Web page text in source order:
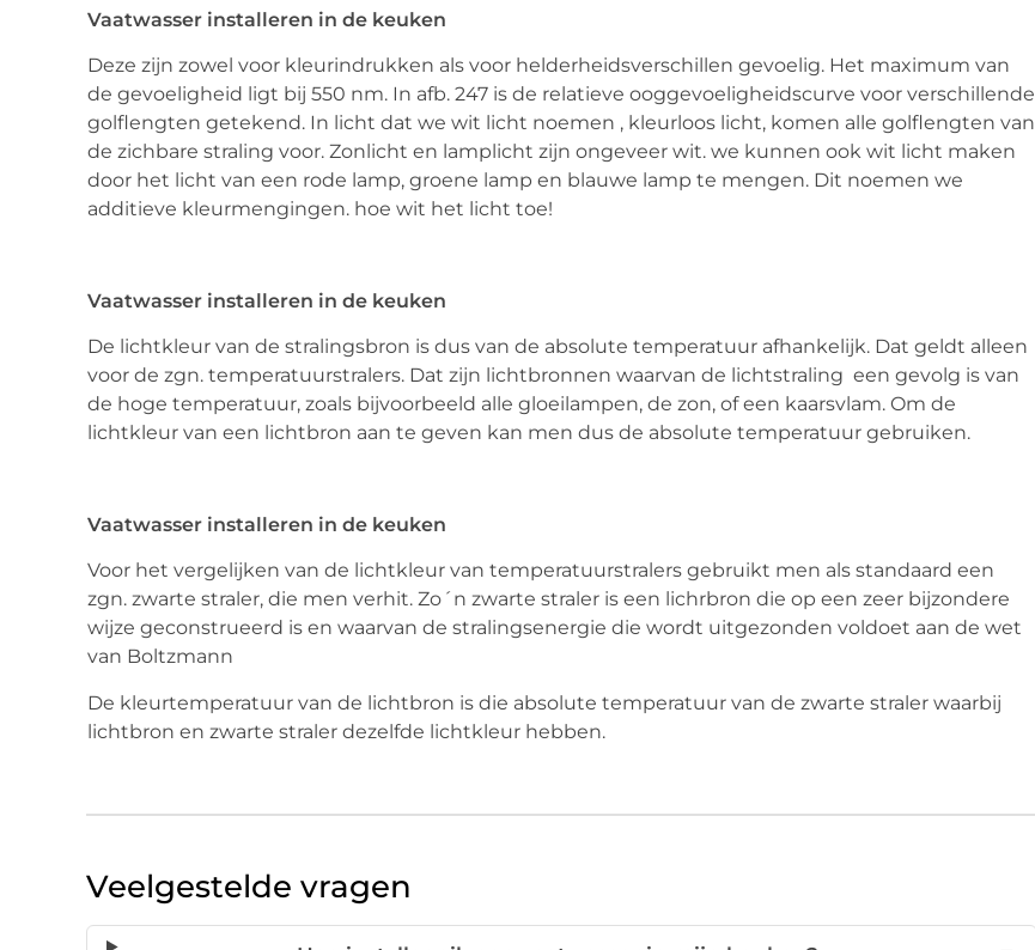
Vaatwasser installeren in de keuken
Deze zijn zowel voor kleurindrukken als voor helderheidsverschillen gevoelig. Het maximum van
de gevoeligheid ligt bij 550 nm. In afb. 247 is de relatieve ooggevoeligheidscurve voor verschillende
golflengten getekend. In licht dat we wit licht noemen , kleurloos licht, komen alle golflengten van
de zichbare straling voor. Zonlicht en lamplicht zijn ongeveer wit. we kunnen ook wit licht maken
door het licht van een rode lamp, groene lamp en blauwe lamp te mengen. Dit noemen we
additieve kleurmengingen. hoe wit het licht toe!
Vaatwasser installeren in de keuken
De lichtkleur van de stralingsbron is dus van de absolute temperatuur afhankelijk. Dat geldt alleen
voor de zgn. temperatuurstralers. Dat zijn lichtbronnen waarvan de lichtstraling een gevolg is van
de hoge temperatuur, zoals bijvoorbeeld alle gloeilampen, de zon, of een kaarsvlam. Om de
lichtkleur van een lichtbron aan te geven kan men dus de absolute temperatuur gebruiken.
Vaatwasser installeren in de keuken
Voor het vergelijken van de lichtkleur van temperatuurstralers gebruikt men als standaard een
zgn. zwarte straler, die men verhit. Zo´n zwarte straler is een lichrbron die op een zeer bijzondere
wijze geconstrueerd is en waarvan de stralingsenergie die wordt uitgezonden voldoet aan de wet
van Boltzmann
De kleurtemperatuur van de lichtbron is die absolute temperatuur van de zwarte straler waarbij
lichtbron en zwarte straler dezelfde lichtkleur hebben.
Veelgestelde vragen